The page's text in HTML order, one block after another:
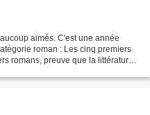
aimés. C'est une année
roman : Les cinq premiers
romans, preuve que la littérature